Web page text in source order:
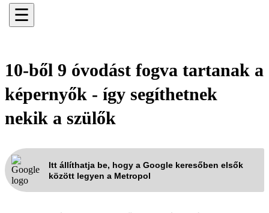
☰
10-ből 9 óvodást fogva tartanak a
képernyők - így segíthetnek
nekik a szülők
Itt állíthatja be, hogy a Google keresőben elsők
között legyen a Metropol